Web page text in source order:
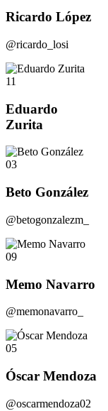
Ricardo López
@ricardo_losi
11
Eduardo
Zurita
03
Beto González
@betogonzalezm_
09
Memo Navarro
@memonavarro_
05
Óscar Mendoza
@oscarmendoza02